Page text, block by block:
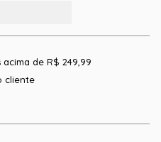
de R$ 249,99
cliente